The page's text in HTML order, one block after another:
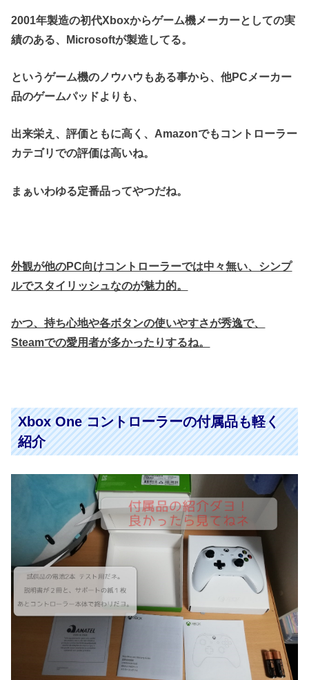
2001年製造の初代Xboxからゲーム機メーカーとしての実
績のある、Microsoftが製造してる。
というゲーム機のノウハウもある事から、他PCメーカー
品のゲームパッドよりも、
出来栄え、評価ともに高く、Amazonでもコントローラー
カテゴリでの評価は高いね。
まぁいわゆる定番品ってやつだね。
外観が他のPC向けコントローラーでは中々無い、シンプ
ルでスタイリッシュなのが魅力的。
かつ、持ち心地や各ボタンの使いやすさが秀逸で、
Steamでの愛用者が多かったりするね。
Xbox One コントローラーの付属品も軽く
紹介